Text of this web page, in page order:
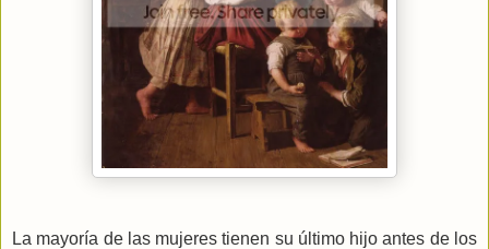
La mayoría de las mujeres tienen su último hijo antes de los